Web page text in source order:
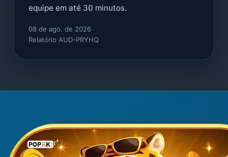
equipe em até 30 minutos.
08 de ago. de 2026
Relatório AUD-PRYHQ